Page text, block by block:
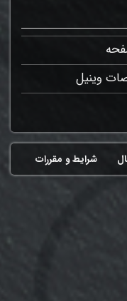
وینیل
شرایط و مقررات